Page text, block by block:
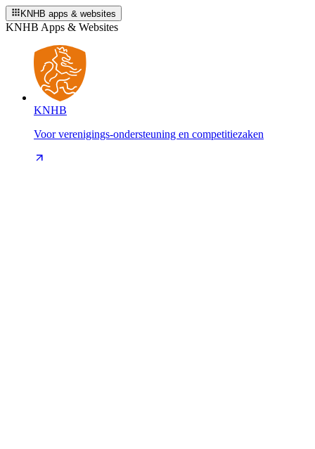
KNHB apps & websites
KNHB Apps & Websites
KNHB
Voor verenigings-ondersteuning en competitiezaken